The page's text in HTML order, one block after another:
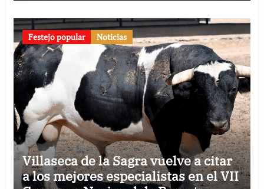
Festejo popular Noticias
Villaseca de la Sagra vuelve a citar
a los mejores especialistas en el VII